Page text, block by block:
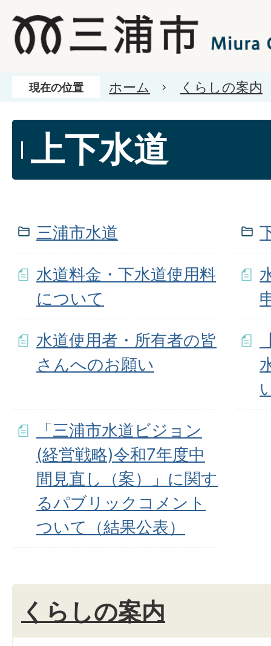
現在の位置 ホーム くらしの案内
上下水道
三浦市水道
水道料金・下水道使用料
について
水道使用者・所有者の皆
さんへのお願い
「三浦市水道ビジョン
(経営戦略)令和7年度中
間見直し（案）」に関す
るパブリックコメント
ついて（結果公表）
くらしの案内